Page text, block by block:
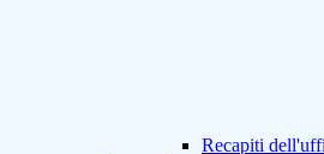
Recapiti